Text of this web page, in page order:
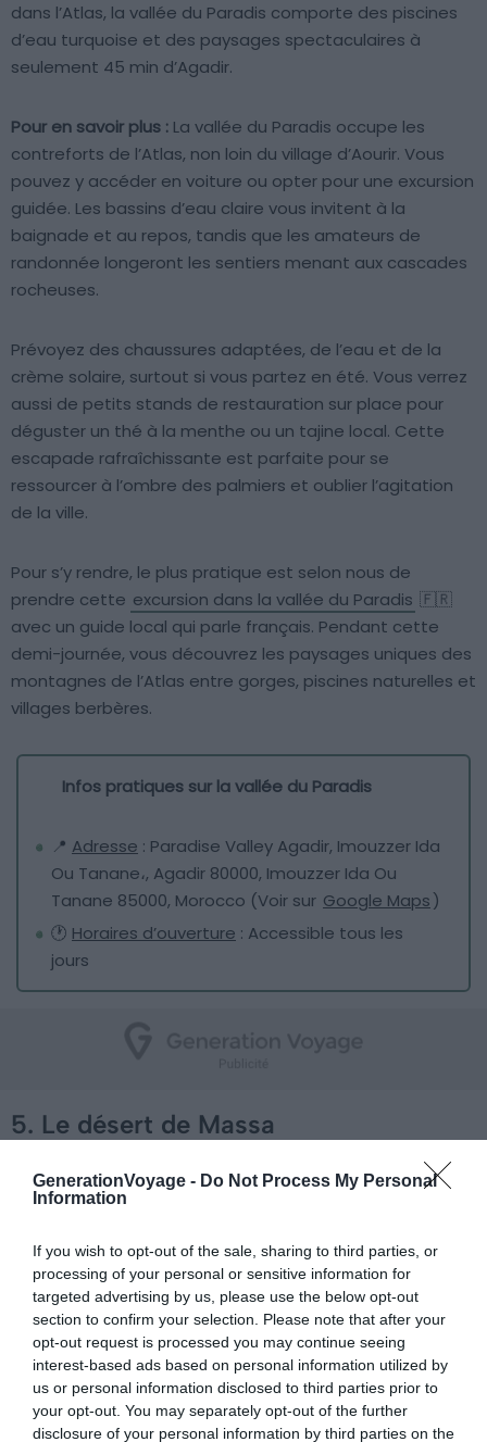
GenerationVoyage - Do Not Process My Personal
Information
If you wish to opt-out of the sale, sharing to third parties, or
processing of your personal or sensitive information for
targeted advertising by us, please use the below opt-out
section to confirm your selection. Please note that after your
opt-out request is processed you may continue seeing
interest-based ads based on personal information utilized by
us or personal information disclosed to third parties prior to
your opt-out. You may separately opt-out of the further
disclosure of your personal information by third parties on the
dans l’Atlas, la vallée du Paradis comporte des piscines
d’eau turquoise et des paysages spectaculaires à
seulement 45 min d’Agadir.
Pour en savoir plus : La vallée du Paradis occupe les
contreforts de l’Atlas, non loin du village d’Aourir. Vous
pouvez y accéder en voiture ou opter pour une excursion
guidée. Les bassins d’eau claire vous invitent à la
baignade et au repos, tandis que les amateurs de
randonnée longeront les sentiers menant aux cascades
rocheuses.
Prévoyez des chaussures adaptées, de l’eau et de la
crème solaire, surtout si vous partez en été. Vous verrez
aussi de petits stands de restauration sur place pour
déguster un thé à la menthe ou un tajine local. Cette
escapade rafraîchissante est parfaite pour se
ressourcer à l’ombre des palmiers et oublier l’agitation
de la ville.
Pour s’y rendre, le plus pratique est selon nous de
prendre cette excursion dans la vallée du Paradis 🇫🇷
avec un guide local qui parle français. Pendant cette
demi-journée, vous découvrez les paysages uniques des
montagnes de l’Atlas entre gorges, piscines naturelles et
villages berbères.
Infos pratiques sur la vallée du Paradis
📍 Adresse : Paradise Valley Agadir, Imouzzer Ida
Ou Tanane،, Agadir 80000, Imouzzer Ida Ou
Tanane 85000, Morocco (Voir sur Google Maps)
🕐 Horaires d’ouverture : Accessible tous les
jours
5. Le désert de Massa